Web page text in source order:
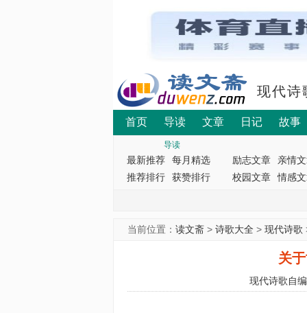
现代诗
首页 导读 文章 日记 故事
导读
最新推荐
每月精选
推荐排行
获赞排行
励志文章
亲情
校园文章
情感
当前位置： 读文斋> 诗歌大全> 现代诗歌
关
现代诗歌自编